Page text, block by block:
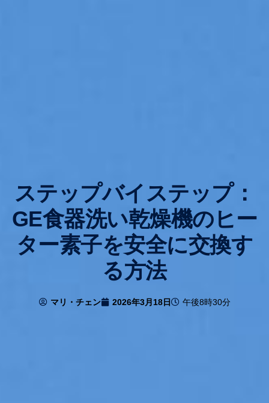
ステップバイステップ：
GE食器洗い乾燥機のヒー
ター素子を安全に交換す
る方法
マリ・チェン 2026年3月18日 午後8時30分